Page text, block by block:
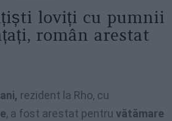
loviți cu pumnii
român arestat
rezident la Rho, cu
, a fost arestat pentru vătămare